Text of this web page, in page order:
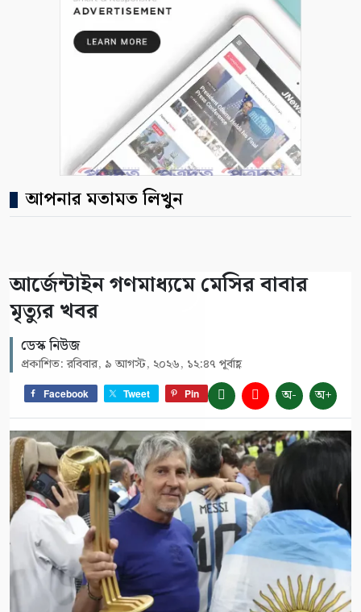
আপনার মতামত লিখুন
আর্জেন্টাইন গণমাধ্যমে মেসির বাবার
মৃত্যুর খবর
ডেস্ক নিউজ
প্রকাশিত: রবিবার, ৯ আগস্ট, ২০২৬, ১২:৪৭ পূর্বাহ্ণ
Facebook Tweet Pin অ- অ+